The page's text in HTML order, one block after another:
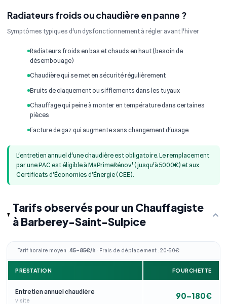
Radiateurs froids ou chaudière en panne ?
Symptômes typiques d'un dysfonctionnement à régler avant l'hiver
Radiateurs froids en bas et chauds en haut (besoin de
désembouage)
Chaudière qui se met en sécurité régulièrement
Bruits de claquement ou sifflements dans les tuyaux
Chauffage qui peine à monter en température dans certaines
pièces
Facture de gaz qui augmente sans changement d'usage
L'entretien annuel d'une chaudière est obligatoire. Le remplacement
par une PAC est éligible à MaPrimeRénov' (jusqu'à 5000€) et aux
Certificats d'Économies d'Énergie (CEE).
Tarifs observés pour un Chauffagiste
à Barberey-Saint-Sulpice
Tarif horaire moyen :45–85€/h · Frais de déplacement : 20-50€
PRESTATION FOURCHETTE
Entretien annuel chaudière
visite 90–180€